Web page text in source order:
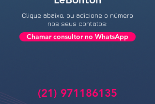
Clique abaixo, ou adicione o número
nos seus contatos:
Chamar consultor no WhatsApp
(21) 971186135